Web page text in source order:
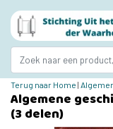
Terug naar Home |
Algemene
(3 delen)